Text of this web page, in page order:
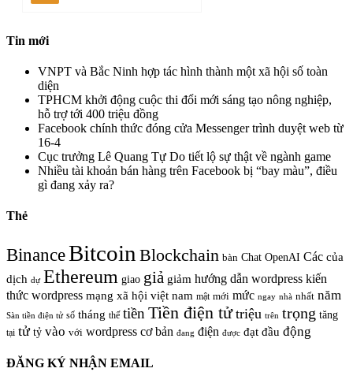
Tin mới
VNPT và Bắc Ninh hợp tác hình thành một xã hội số toàn
diện
TPHCM khởi động cuộc thi đổi mới sáng tạo nông nghiệp,
hỗ trợ tới 400 triệu đồng
Facebook chính thức đóng cửa Messenger trình duyệt web từ
16-4
Cục trưởng Lê Quang Tự Do tiết lộ sự thật về ngành game
Nhiều tài khoản bán hàng trên Facebook bị “bay màu”, điều
gì đang xảy ra?
Thẻ
BinanceBitcoin Blockchain bàn Chat OpenAI Các của
dịch dự Ethereum giao giả giảm hướng dẫn wordpress kiến
thức wordpress mạng xã hội việt nam mật mới mức ngay nhà nhất năm
Sàn tiền điện tử số tháng thế tiền Tiền điện tử triệu trên trọng tăng
tại tử tỷ vào với wordpress cơ bản đang điện được đạt đầu động
ĐĂNG KÝ NHẬN EMAIL